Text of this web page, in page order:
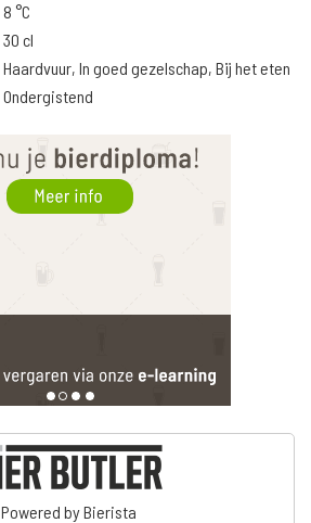
8 °C
30 cl
Haardvuur, In goed gezelschap, Bij het eten
Ondergistend
Powered by Bierista